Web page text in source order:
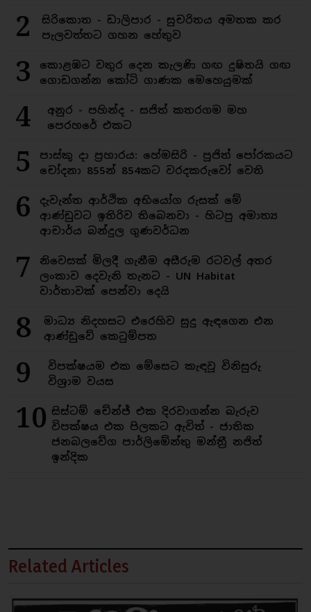
2
සිරිකොත - ඩාලිපාර - සුචරිතය අමතක කර
පැලවත්තට ගහන හේතුව
3
කොළඹට වතුර දෙන කැලණි ගඟ දුෂිතයි ගඟ
ගොඩගන්න කෝටි ගාණක මෙහෙයුමක්
4
අනුර - පහින්ද - සජිත් කතරගම මහ
පෙරහරේ එකට
5
පාස්කු දා ප්‍රහාරය: හේමසිරි - පූජිත් පෝරකයට
චෝදනා 855න් 854කට වරදකරුවෝ වෙති
6
දැවැන්ත ආර්ථික අභියෝග රුසක් මේ
ආණ්ඩුවට ඉතිරිව තිබෙනවා - හිටපු අමාත්‍ය
ආචාර්ය බන්දුල ගුණවර්ධන
7
නිවෙසක් මිලදී ගැනීම අසීරුම රටවල් අතර
ලංකාව දෙවැනි තැනට - UN Habitat
වාර්තාවක් පෙන්වා දෙයි
8
මාධ්‍ය නිදහසට එරෙහිව සුදු ඇඳගෙන එන
ආණ්ඩුවේ කෙටුම්පත
9
විපක්ෂයම එක මේසෙට කැඳවූ විනිසුරු
විශ්‍රාම වයස
10 සිස්ටම් චේන්ජ් එක දිරවාගන්න බැරුව
විපක්ෂය එක පිලකට ඇවිත් - ජාතික
ජනබලවේග පාර්ලිමේන්තු මන්ත්‍රී නජිත්
ඉන්දික
Related Articles